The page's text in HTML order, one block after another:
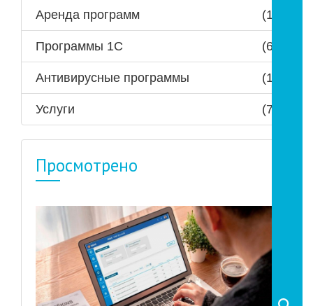
Аренда программ (1)
Программы 1С (6)
Антивирусные программы (1)
Услуги (7)
Просмотрено